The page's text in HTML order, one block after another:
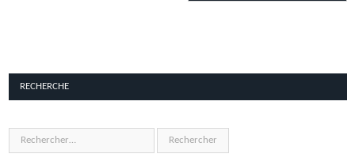
RECHERCHE